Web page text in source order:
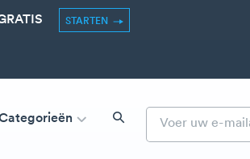
STARTEN